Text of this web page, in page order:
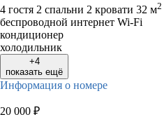
4 гостя 2 спальни 2 кровати 32 м2
беспроводной интернет Wi-Fi
кондиционер
холодильник
+4
показать ещё
Информация о номере
20 000 ₽